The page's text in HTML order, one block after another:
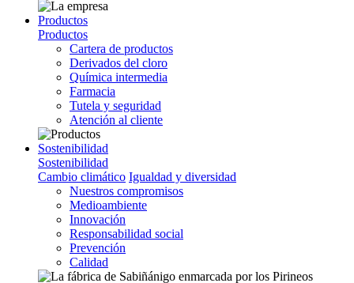
Productos
Productos
Cartera de productos
Derivados del cloro
Química intermedia
Farmacia
Tutela y seguridad
Atención al cliente
Sostenibilidad
Sostenibilidad
Cambio climático Igualdad y diversidad
Nuestros compromisos
Medioambiente
Innovación
Responsabilidad social
Prevención
Calidad